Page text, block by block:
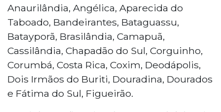
Anaurilândia, Angélica, Aparecida do
Taboado, Bandeirantes, Bataguassu,
Batayporã, Brasilândia, Camapuã,
Cassilândia, Chapadão do Sul, Corguinho,
Corumbá, Costa Rica, Coxim, Deodápolis,
Dois Irmãos do Buriti, Douradina, Dourados
e Fátima do Sul, Figueirão.